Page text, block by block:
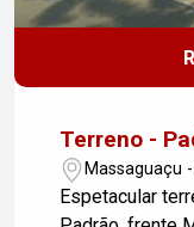
privacidade e
sendo ideal
Terreno -
Massaguaçu
Espetacular